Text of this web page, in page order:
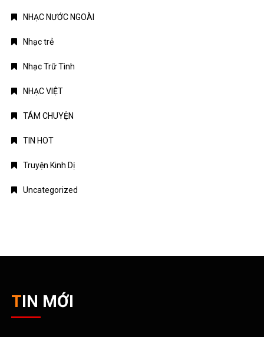
NHẠC NƯỚC NGOÀI
Nhạc trẻ
Nhạc Trữ Tình
NHẠC VIỆT
TÁM CHUYỆN
TIN HOT
Truyện Kinh Dị
Uncategorized
TIN MỚI